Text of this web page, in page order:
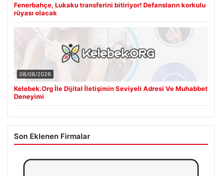
Fenerbahçe, Lukaku transferini bitiriyor! Defansların korkulu
rüyası olacak
08/08/2026
Kelebek.Org İle Dijital İletişimin Seviyeli Adresi Ve Muhabbet
Deneyimi
Son Eklenen Firmalar